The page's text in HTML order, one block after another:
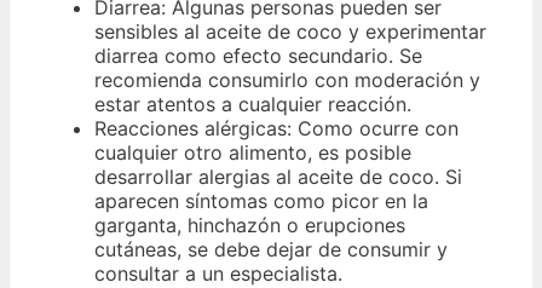
Diarrea: Algunas personas pueden ser
sensibles al aceite de coco y experimentar
diarrea como efecto secundario. Se
recomienda consumirlo con moderación y
estar atentos a cualquier reacción.
Reacciones alérgicas: Como ocurre con
cualquier otro alimento, es posible
desarrollar alergias al aceite de coco. Si
aparecen síntomas como picor en la
garganta, hinchazón o erupciones
cutáneas, se debe dejar de consumir y
consultar a un especialista.